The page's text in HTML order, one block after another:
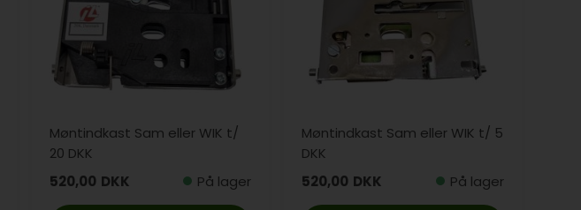
Møntindkast Sam eller WIK t/
20 DKK
520,00 DKK På lager
Møntindkast Sam eller WIK t/ 5
DKK
520,00 DKK På lager